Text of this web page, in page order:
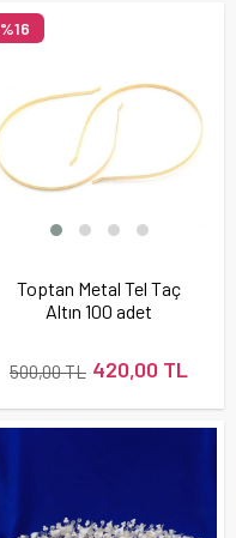
Toptan Metal Tel Taç
Altın 100 adet
420,00 TL
500,00 TL
%16